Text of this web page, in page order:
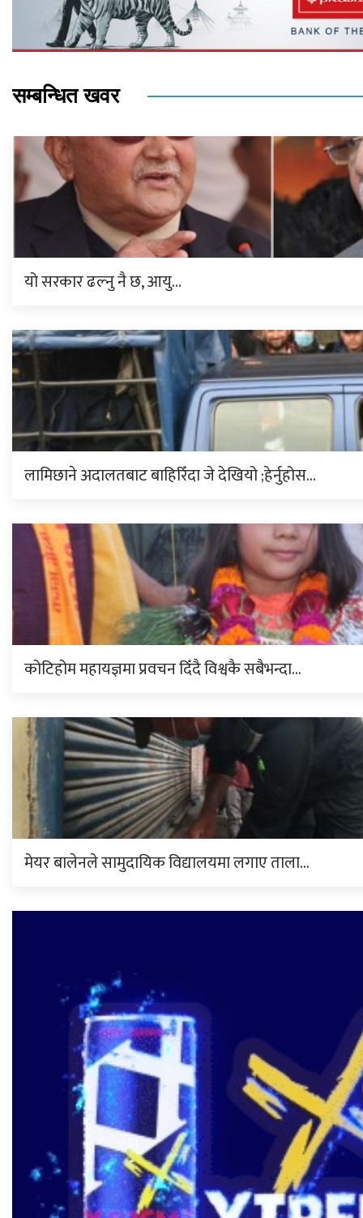
सम्बन्धित खवर
यो सरकार ढल्नु नै छ, आयु…
लामिछाने अदालतबाट बाहिरिँदा जे देखियो ;हेर्नुहोस…
कोटिहोम महायज्ञमा प्रवचन दिँदै विश्वकै सबैभन्दा…
मेयर बालेनले सामुदायिक विद्यालयमा लगाए ताला…